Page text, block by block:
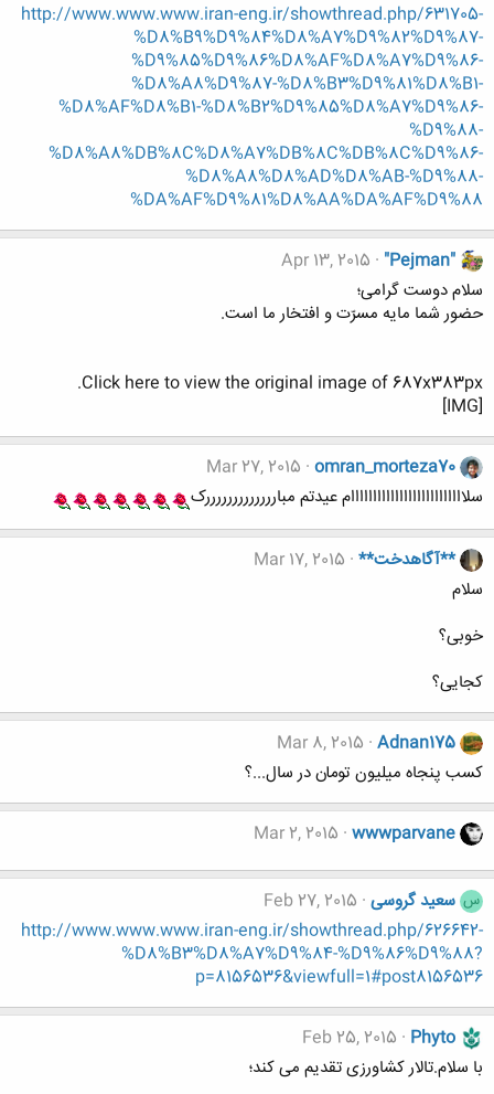
http://www.www.www.iran-eng.ir/showthread.php/631705-
%D8%B9%D9%84%D8%A7%D9%82%D9%87-
%D9%85%D9%86%D8%AF%D8%A7%D9%86-
%D8%A8%D9%87-%D8%B3%D9%81%D8%B1-
%D8%AF%D8%B1-%D8%B2%D9%85%D8%A7%D9%86-
%D9%88-
%D8%A8%DB%8C%D8%A7%DB%8C%DB%8C%D9%86-
%D8%A8%D8%AD%D8%AB-%D9%88-
%DA%AF%D9%81%D8%AA%DA%AF%D9%88
"Pejman"
Apr 13, 2015
سلام دوست گرامی؛
حضور شما مایه مسرّت و افتخار ما است.
Click here to view the original image of 687x383px.
[IMG]
omran_morteza70
Mar 27, 2015
سلاااااااااااااااااااااااااام عیدتم مبارررررررررررررک
**آگاهدخت** Mar 17, 2015
سلام
خوبی؟
کجایی؟
Adnan175
Mar 8, 2015
کسب پنجاه میلیون تومان در سال...؟
wwwparvane
Mar 2, 2015
س سعید گروسی Feb 27, 2015
http://www.www.www.iran-eng.ir/showthread.php/626642-
%D8%B3%D8%A7%D9%84-%D9%86%D9%88?
p=8156536&viewfull=1#post8156536
Phyto
Feb 25, 2015
با سلام.تالار کشاورزی تقدیم می کند؛